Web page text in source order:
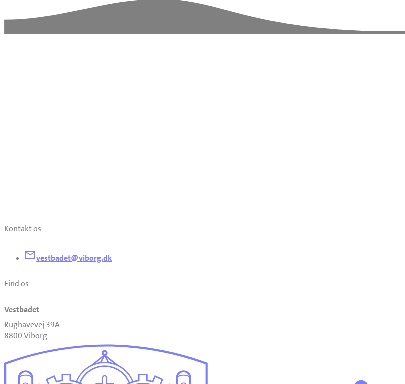
Kontakt os
vestbadet@viborg.dk
Find os
Vestbadet
Rughavevej 39A
8800 Viborg